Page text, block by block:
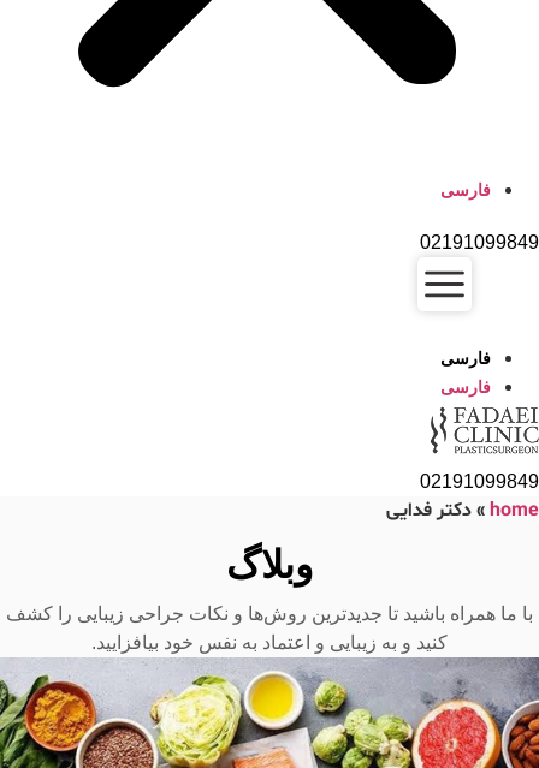
فارسی
02191099849
فارسی
فارسی
02191099849
home
»دکتر فدایی
وبلاگ
با ما همراه باشید تا جدیدترین روش‌ها و نکات جراحی زیبایی را کشف
کنید و به زیبایی و اعتماد به نفس خود بیافزایید.